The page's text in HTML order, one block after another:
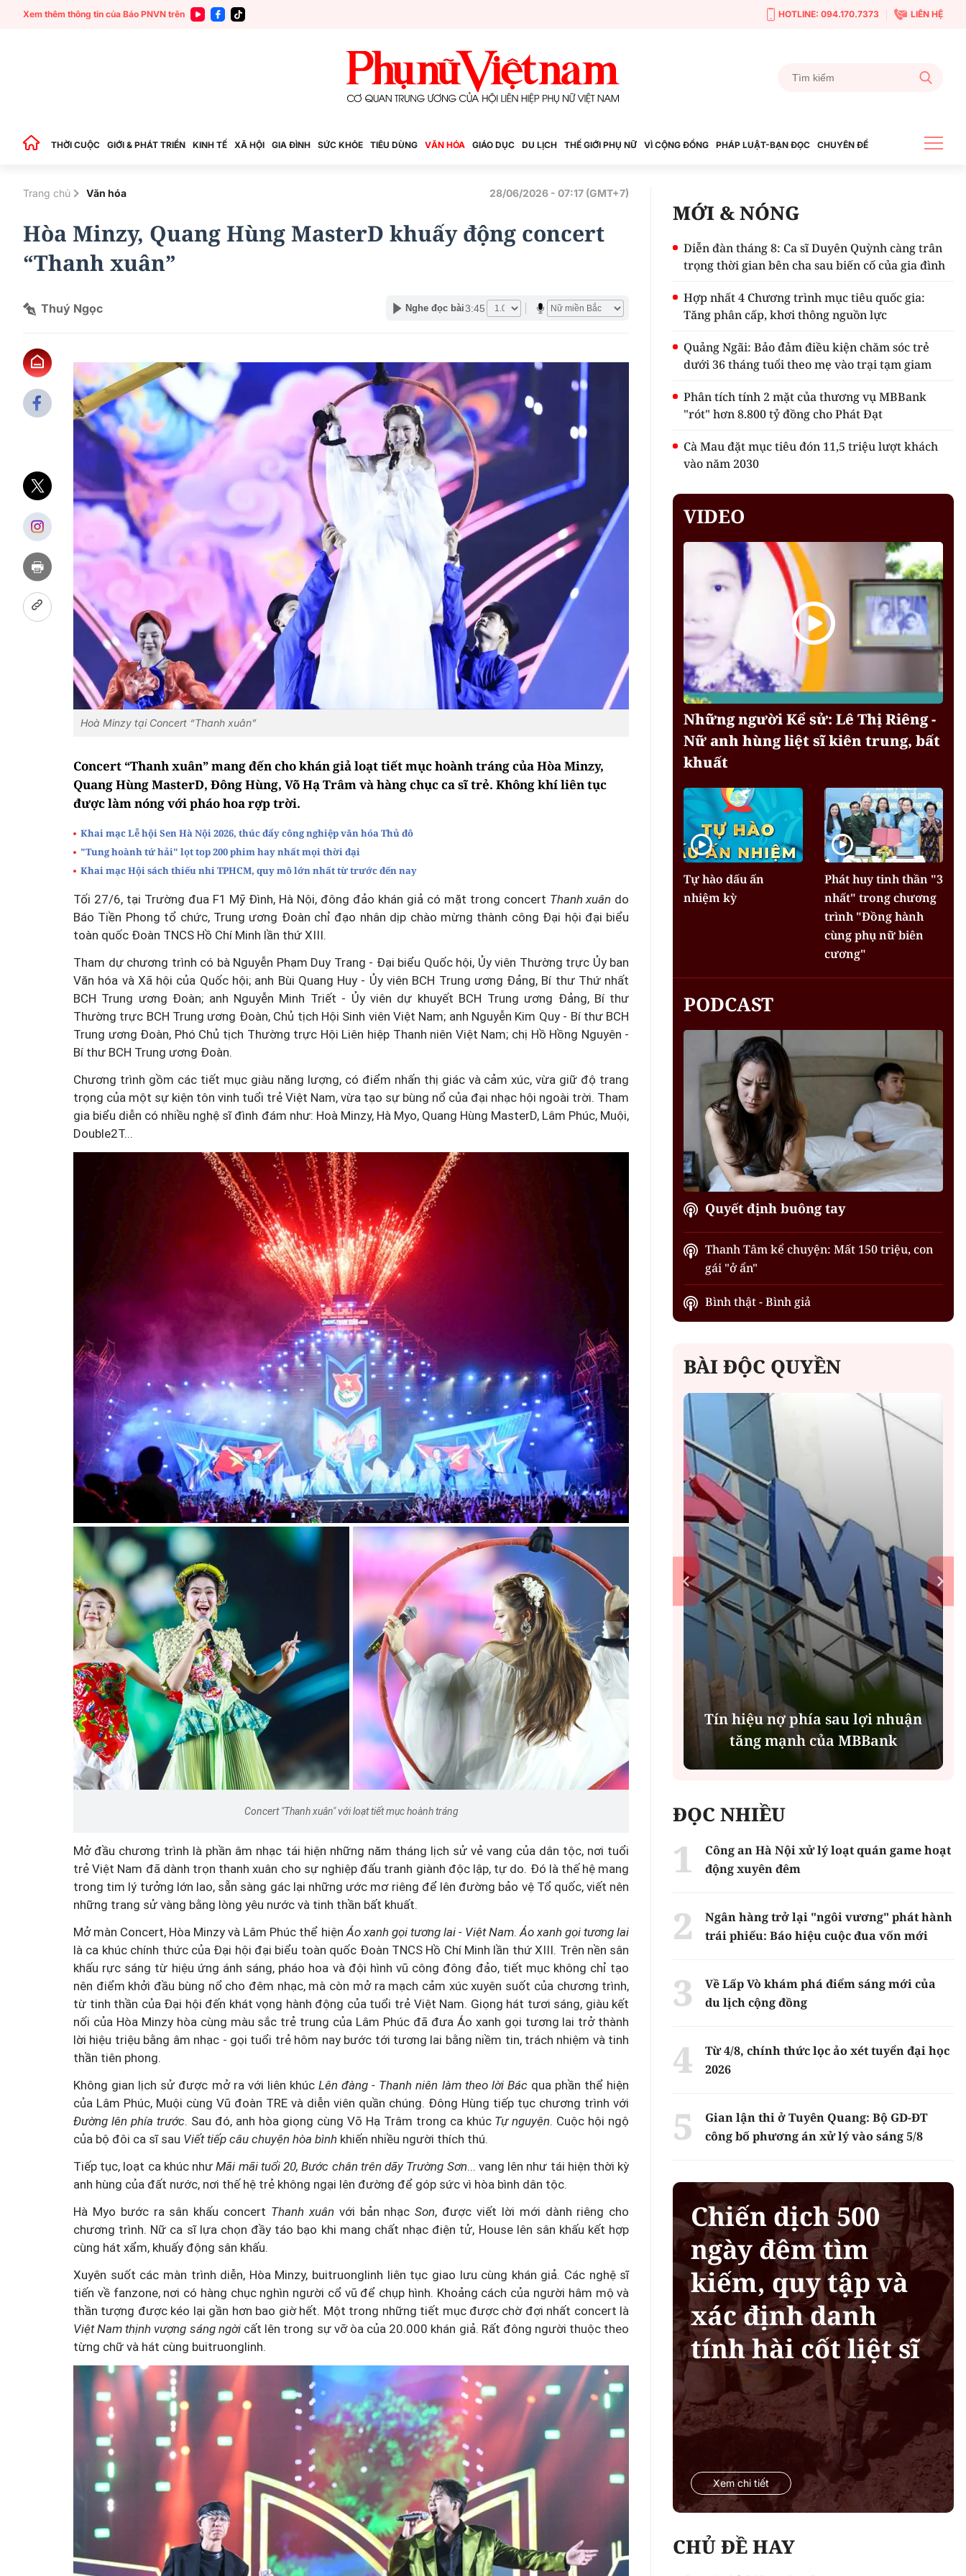
Xem thêm thông tin của Báo PNVN trên HOTLINE: 094.170.7373 LIÊN HỆ
THỜI CUỘC GIỚI & PHÁT TRIỂN KINH TẾ XÃ HỘI GIA ĐÌNH SỨC KHỎE TIÊU DÙNG VĂN HÓA GIÁO DỤC DU LỊCH THẾ GIỚI PHỤ NỮ VÌ CỘNG ĐỒNG PHÁP LUẬT-BẠN ĐỌC CHUYÊN ĐỀ
Trang chủ Văn hóa 28/06/2026 - 07:17 (GMT+7)
Hòa Minzy, Quang Hùng MasterD khuấy động concert
“Thanh xuân”
Thuý Ngọc Nghe đọc bài3:45
Hoà Minzy tại Concert “Thanh xuân”
Concert “Thanh xuân” mang đến cho khán giả loạt tiết mục hoành tráng của Hòa Minzy,
Quang Hùng MasterD, Đông Hùng, Võ Hạ Trâm và hàng chục ca sĩ trẻ. Không khí liên tục
được làm nóng với pháo hoa rợp trời.
Khai mạc Lễ hội Sen Hà Nội 2026, thúc đẩy công nghiệp văn hóa Thủ đô
"Tung hoành tứ hải" lọt top 200 phim hay nhất mọi thời đại
Khai mạc Hội sách thiếu nhi TPHCM, quy mô lớn nhất từ trước đến nay
Tối 27/6, tại Trường đua F1 Mỹ Đình, Hà Nội, đông đảo khán giả có mặt trong concert Thanh xuân do
Báo Tiền Phong tổ chức, Trung ương Đoàn chỉ đạo nhân dịp chào mừng thành công Đại hội đại biểu
toàn quốc Đoàn TNCS Hồ Chí Minh lần thứ XIII.
Tham dự chương trình có bà Nguyễn Phạm Duy Trang - Đại biểu Quốc hội, Ủy viên Thường trực Ủy ban
Văn hóa và Xã hội của Quốc hội; anh Bùi Quang Huy - Ủy viên BCH Trung ương Đảng, Bí thư Thứ nhất
BCH Trung ương Đoàn; anh Nguyễn Minh Triết - Ủy viên dự khuyết BCH Trung ương Đảng, Bí thư
Thường trực BCH Trung ương Đoàn, Chủ tịch Hội Sinh viên Việt Nam; anh Nguyễn Kim Quy - Bí thư BCH
Trung ương Đoàn, Phó Chủ tịch Thường trực Hội Liên hiệp Thanh niên Việt Nam; chị Hồ Hồng Nguyên -
Bí thư BCH Trung ương Đoàn.
Chương trình gồm các tiết mục giàu năng lượng, có điểm nhấn thị giác và cảm xúc, vừa giữ độ trang
trọng của một sự kiện tôn vinh tuổi trẻ Việt Nam, vừa tạo sự bùng nổ của đại nhạc hội ngoài trời. Tham
gia biểu diễn có nhiều nghệ sĩ đình đám như: Hoà Minzy, Hà Myo, Quang Hùng MasterD, Lâm Phúc, Muội,
Double2T...
Concert "Thanh xuân" với loạt tiết mục hoành tráng
Mở đầu chương trình là phần âm nhạc tái hiện những năm tháng lịch sử vẻ vang của dân tộc, nơi tuổi
trẻ Việt Nam đã dành trọn thanh xuân cho sự nghiệp đấu tranh giành độc lập, tự do. Đó là thế hệ mang
trong tim lý tưởng lớn lao, sẵn sàng gác lại những ước mơ riêng để lên đường bảo vệ Tổ quốc, viết nên
những trang sử vàng bằng lòng yêu nước và tinh thần bất khuất.
Mở màn Concert, Hòa Minzy và Lâm Phúc thể hiệnÁo xanh gọi tương lai - Việt Nam.Áo xanh gọi tương lai
là ca khúc chính thức của Đại hội đại biểu toàn quốc Đoàn TNCS Hồ Chí Minh lần thứ XIII. Trên nền sân
khấu rực sáng từ hiệu ứng ánh sáng, pháo hoa và đội hình vũ công đông đảo, tiết mục không chỉ tạo
nên điểm khởi đầu bùng nổ cho đêm nhạc, mà còn mở ra mạch cảm xúc xuyên suốt của chương trình,
từ tinh thần của Đại hội đến khát vọng hành động của tuổi trẻ Việt Nam. Giọng hát tươi sáng, giàu kết
nối của Hòa Minzy hòa cùng màu sắc trẻ trung của Lâm Phúc đã đưa Áo xanh gọi tương lai trở thành
lời hiệu triệu bằng âm nhạc - gọi tuổi trẻ hôm nay bước tới tương lai bằng niềm tin, trách nhiệm và tinh
thần tiên phong.
Không gian lịch sử được mở ra với liên khúcLên đàng - Thanh niên làm theo lời Bácqua phần thể hiện
của Lâm Phúc, Muội cùng Vũ đoàn TRE và diễn viên quần chúng. Đông Hùng tiếp tục chương trình với
Đường lên phía trước. Sau đó, anh hòa giọng cùng Võ Hạ Trâm trong ca khúc Tự nguyện. Cuộc hội ngộ
của bộ đôi ca sĩ sau Viết tiếp câu chuyện hòa bình khiến nhiều người thích thú.
Tiếp tục, loạt ca khúc nhưMãi mãi tuổi 20, Bước chân trên dãy Trường Sơn... vang lên như tái hiện thời kỳ
anh hùng của đất nước, nơi thế hệ trẻ không ngại lên đường để góp sức vì hòa bình dân tộc.
Hà Myo bước ra sân khấu concert Thanh xuân với bản nhạcSon, được viết lời mới dành riêng cho
chương trình. Nữ ca sĩ lựa chọn đầy táo bạo khi mang chất nhạc điện tử, House lên sân khấu kết hợp
cùng hát xẩm, khuấy động sân khấu.
Xuyên suốt các màn trình diễn, Hòa Minzy, buitruonglinh liên tục giao lưu cùng khán giả. Các nghệ sĩ
tiến về fanzone, nơi có hàng chục nghìn người cổ vũ để chụp hình. Khoảng cách của người hâm mộ và
thần tượng được kéo lại gần hơn bao giờ hết. Một trong những tiết mục được chờ đợi nhất concert là
Việt Nam thịnh vượng sáng ngờicất lên trong sự vỡ òa của 20.000 khán giả. Rất đông người thuộc theo
từng chữ và hát cùng buitruonglinh.
MỚI & NÓNG
Diễn đàn tháng 8: Ca sĩ Duyên Quỳnh càng trân
trọng thời gian bên cha sau biến cố của gia đình
Hợp nhất 4 Chương trình mục tiêu quốc gia:
Tăng phân cấp, khơi thông nguồn lực
Quảng Ngãi: Bảo đảm điều kiện chăm sóc trẻ
dưới 36 tháng tuổi theo mẹ vào trại tạm giam
Phân tích tính 2 mặt của thương vụ MBBank
"rót" hơn 8.800 tỷ đồng cho Phát Đạt
Cà Mau đặt mục tiêu đón 11,5 triệu lượt khách
vào năm 2030
VIDEO
Những người Kể sử: Lê Thị Riêng -
Nữ anh hùng liệt sĩ kiên trung, bất
khuất
Tự hào dấu ấn
nhiệm kỳ
Phát huy tinh thần "3
nhất" trong chương
trình "Đồng hành
cùng phụ nữ biên
cương"
PODCAST
Quyết định buông tay
Thanh Tâm kể chuyện: Mất 150 triệu, con
gái "ở ẩn"
Bình thật - Bình giả
BÀI ĐỘC QUYỀN
thương
8.800 tỷ
Bản án cho kẻ làm chết người
cùng phe khi hỗn chiến
Tín hiệu nợ phía sau lợi nhuận
tăng mạnh của MBBank
Những người Kể sử: Huyền thoại
"đòn gánh đánh Tây" một thời
hoa lửa
ĐỌC NHIỀU
Công an Hà Nội xử lý loạt quán game hoạt
động xuyên đêm
Ngân hàng trở lại "ngôi vương" phát hành
trái phiếu: Báo hiệu cuộc đua vốn mới
Về Lấp Vò khám phá điểm sáng mới của
du lịch cộng đồng
Từ 4/8, chính thức lọc ảo xét tuyển đại học
2026
Gian lận thi ở Tuyên Quang: Bộ GD-ĐT
công bố phương án xử lý vào sáng 5/8
Chiến dịch 500
ngày đêm tìm
kiếm, quy tập và
xác định danh
tính hài cốt liệt sĩ
Xem chi tiết
CHỦ ĐỀ HAY